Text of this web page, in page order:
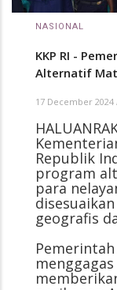
NASIONAL
KKP RI -
Alternatif
17 December 2024
Republik
program
para
geografis